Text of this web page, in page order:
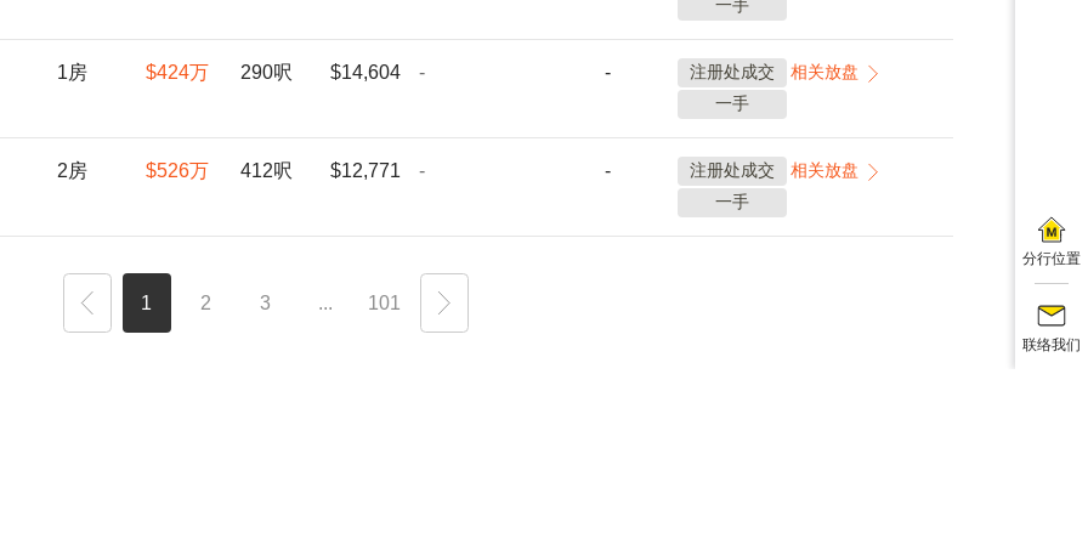
分行位置
联络我们
一手
1房 $424万 290呎 $14,604 - -
注册处成交
一手
相关放盘
2房 $526万 412呎 $12,771 - -
注册处成交
一手
相关放盘
1 2 3 ... 101